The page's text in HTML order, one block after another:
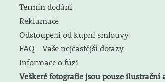
Termín dodání
Reklamace
Odstoupení od kupní smlouvy
FAQ - Vaše nejčastější dotazy
Informace o fúzi
Veškeré fotografie jsou pouze ilustrační